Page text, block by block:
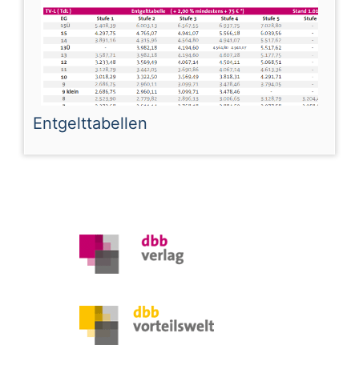
Entgelttabellen